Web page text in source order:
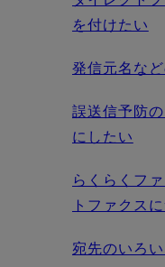
を付けたい
発信元名な
誤送信予防
にしたい
らくらくフ
トファクス
宛先のいろ